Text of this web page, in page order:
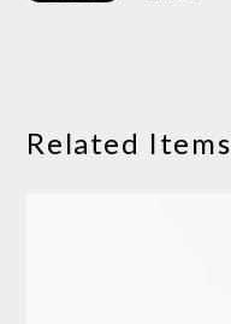
Related Items